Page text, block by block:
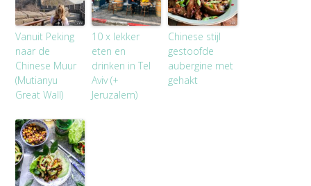
Vanuit Peking
naar de
Chinese Muur
(Mutianyu
Great Wall)
10 x lekker
eten en
drinken in Tel
Aviv (+
Jeruzalem)
Chinese stijl
gestoofde
aubergine met
gehakt